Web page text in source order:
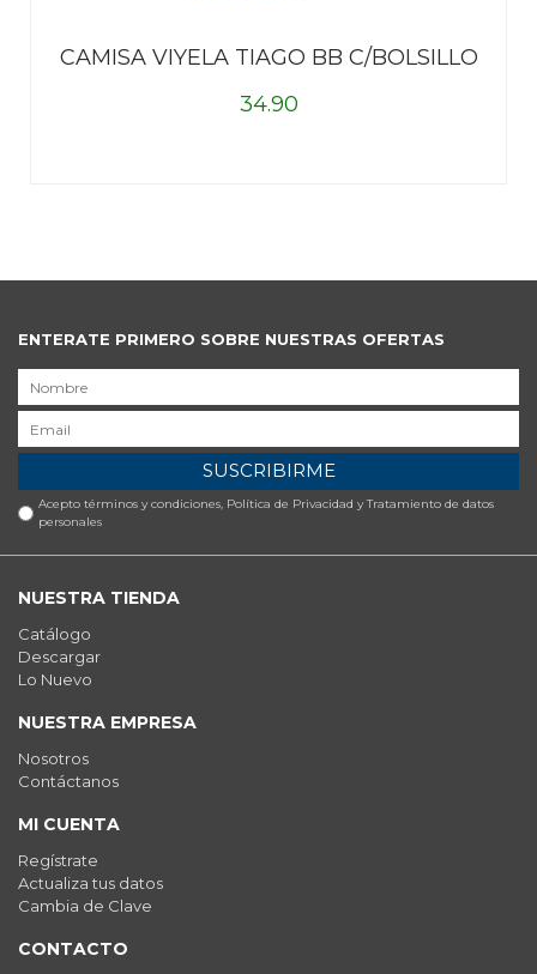
CAMISA VIYELA TIAGO BB C/BOLSILLO
34.90
ENTERATE PRIMERO SOBRE NUESTRAS OFERTAS
SUSCRIBIRME
Acepto términos y condiciones, Política de Privacidad y Tratamiento de datos
personales
NUESTRA TIENDA
Catálogo
Descargar
Lo Nuevo
NUESTRA EMPRESA
Nosotros
Contáctanos
MI CUENTA
Regístrate
Actualiza tus datos
Cambia de Clave
CONTACTO